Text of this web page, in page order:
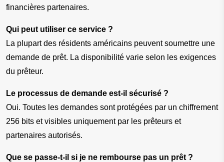
financières partenaires.
Qui peut utiliser ce service ?
La plupart des résidents américains peuvent soumettre une
demande de prêt. La disponibilité varie selon les exigences
du prêteur.
Le processus de demande est-il sécurisé ?
Oui. Toutes les demandes sont protégées par un chiffrement
256 bits et visibles uniquement par les prêteurs et
partenaires autorisés.
Que se passe-t-il si je ne rembourse pas un prêt ?